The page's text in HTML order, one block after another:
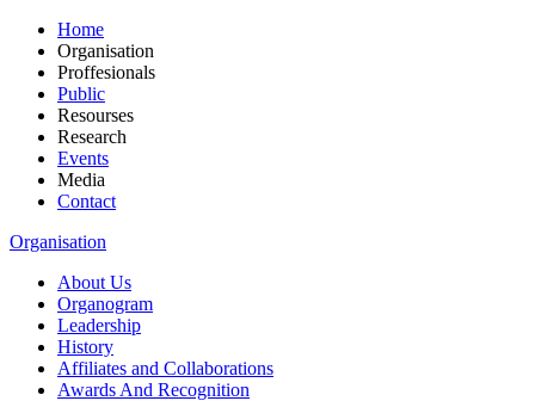
Home
Organisation
Proffesionals
Public
Resourses
Research
Events
Media
Contact
Organisation
About Us
Organogram
Leadership
History
Affiliates and Collaborations
Awards And Recognition